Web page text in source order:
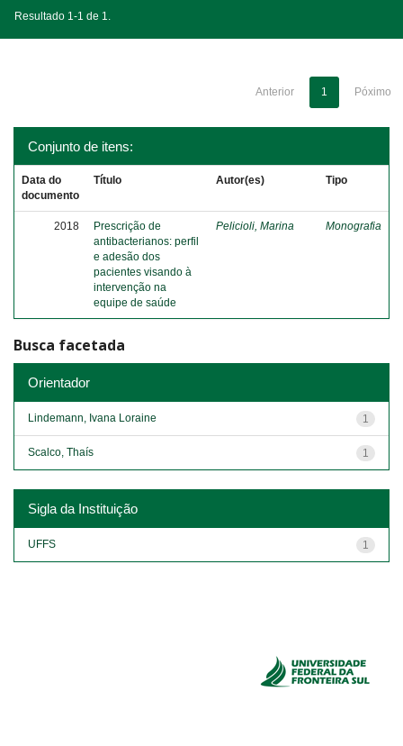
Resultado 1-1 de 1.
Anterior 1 Póximo
Conjunto de itens:
Data do
documento
Título Autor(es) Tipo
2018
Prescrição de
antibacterianos: perfil
e adesão dos
pacientes visando à
intervenção na
equipe de saúde
Pelicioli, Marina Monografia
Busca facetada
Orientador
1
Lindemann, Ivana Loraine
1
Scalco, Thaís
Sigla da Instituição
1
UFFS